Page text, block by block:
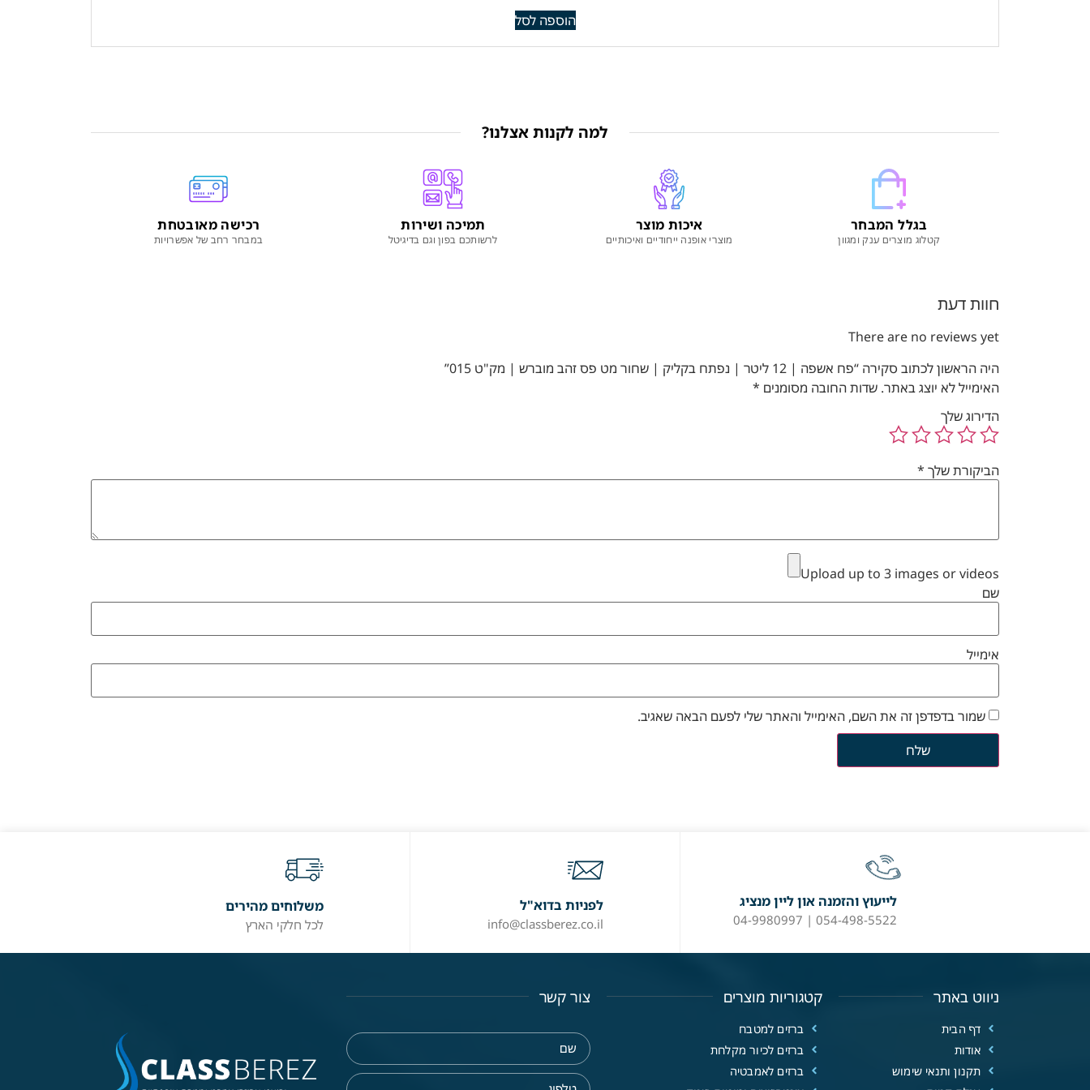
הוספה לסל
למה לקנות אצלנו?
בגלל המבחר
קטלוג מוצרים ענק ומגוון
איכות מוצר
מוצרי אופנה ייחודיים ואיכותיים
תמיכה ושירות
לרשותכם בפון וגם בדיגיטל
רכישה מאובטחת
במבחר רחב של אפשרויות
חוות דעת
There are no reviews yet
היה הראשון לכתוב סקירה “פח אשפה | 12 ליטר | נפתח בקליק | שחור מט פס זהב מוברש | מק"ט 015”
האימייל לא יוצג באתר. שדות החובה מסומנים *
הדירוג שלך
הביקורת שלך *
Upload up to 3 images or videos
שם
אימייל
שמור בדפדפן זה את השם, האימייל והאתר שלי לפעם הבאה שאגיב.
לייעוץ והזמנה און ליין מנציג
054-498-5522 | 04-9980997
לפניות בדוא"ל
info@classberez.co.il
משלוחים מהירים
לכל חלקי הארץ
ניווט באתר
דף הבית
אודות
תקנון ותנאי שימוש
קטגוריות מוצרים
ברזים למטבח
ברזים לכיור מקלחת
ברזים לאמבטיה
צור קשר